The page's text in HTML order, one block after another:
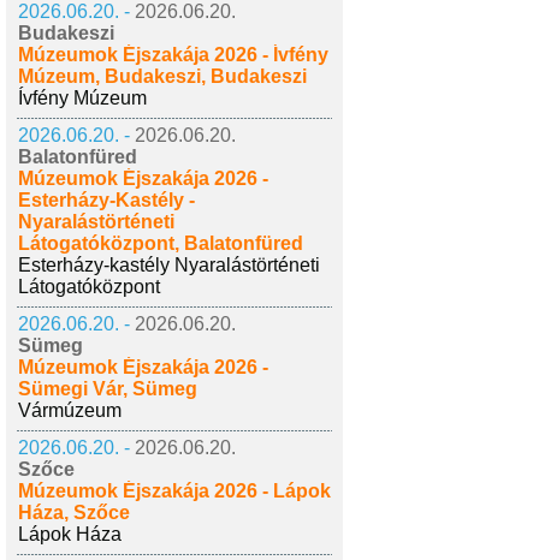
2026.06.20. - 2026.06.20.
Budakeszi
Múzeumok Éjszakája 2026 - Ívfény
Múzeum, Budakeszi, Budakeszi
Ívfény Múzeum
2026.06.20. - 2026.06.20.
Balatonfüred
Múzeumok Éjszakája 2026 -
Esterházy-Kastély -
Nyaralástörténeti
Látogatóközpont, Balatonfüred
Esterházy-kastély Nyaralástörténeti
Látogatóközpont
2026.06.20. - 2026.06.20.
Sümeg
Múzeumok Éjszakája 2026 -
Sümegi Vár, Sümeg
Vármúzeum
2026.06.20. - 2026.06.20.
Szőce
Múzeumok Éjszakája 2026 - Lápok
Háza, Szőce
Lápok Háza